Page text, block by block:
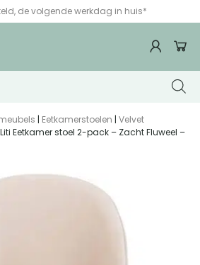
de volgende werkdag in huis*
| Eetkamerstoelen | Velvet
Liti Eetkamer stoel 2-pack – Zacht Fluweel –